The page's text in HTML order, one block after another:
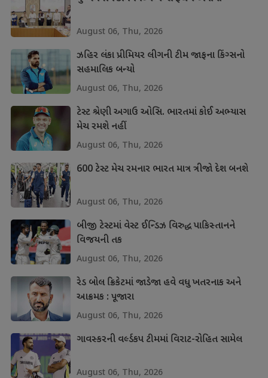
August 06, Thu, 2026
ઝહિર લંકા પ્રીમિયર લીગની ટીમ જાફના કિંગ્સનો
સહમાલિક બન્યો
August 06, Thu, 2026
ટેસ્ટ શ્રેણી અગાઉ ઓસિ. ભારતમાં કોઈ અભ્યાસ
મેચ રમશે નહીં
August 06, Thu, 2026
600 ટેસ્ટ મેચ રમનાર ભારત માત્ર ત્રીજો દેશ બનશે
August 06, Thu, 2026
બીજી ટેસ્ટમાં વેસ્ટ ઈન્ડિઝ વિરુદ્ધ પાકિસ્તાનને
વિજયની તક
August 06, Thu, 2026
રેડ બોલ ક્રિકેટમાં જાડેજા હવે વધુ ખતરનાક અને
આક્રમક : પૂજારા
August 06, Thu, 2026
ગાવસ્કરની વર્લ્ડકપ ટીમમાં વિરાટ-રોહિત સામેલ
August 06, Thu, 2026